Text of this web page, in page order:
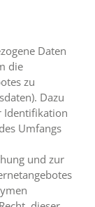
Daten
die
zu
Dazu
Identifikation
Umfangs
und zur